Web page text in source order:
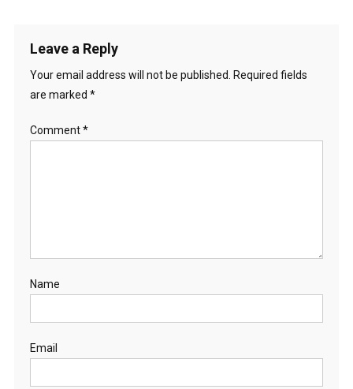
Leave a Reply
Your email address will not be published.
Required fields
are marked *
Comment*
Name
Email